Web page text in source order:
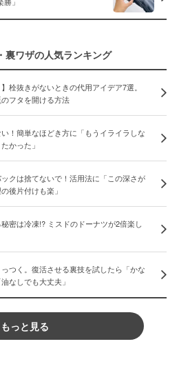
」
裏ワザの人気ランキング
】栓抜きがないときの代用アイデア7選。
フタを開ける方法
！簡単なほどき方に「もうイライラしな
かった」
クは捨てないで！活用法に「この深さが
後片付けも楽」
密は冷凍!? ミスドのドーナツが2倍楽し
つく。復活させる裏技を試したら「かな
なしでも大丈夫」
もっと見る